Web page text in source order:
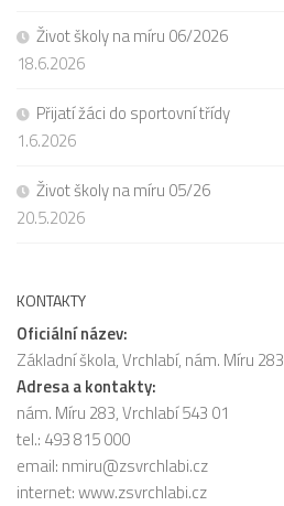
Život školy na míru 06/2026
18.6.2026
Přijatí žáci do sportovní třídy
1.6.2026
Život školy na míru 05/26
20.5.2026
KONTAKTY
Oficiální název:
Základní škola, Vrchlabí, nám. Míru 283
Adresa a kontakty:
nám. Míru 283, Vrchlabí 543 01
tel.: 493 815 000
email: nmiru@zsvrchlabi.cz
internet:www.zsvrchlabi.cz